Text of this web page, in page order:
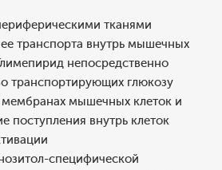
тканями
транспорта внутрь мышечных
непосредственно
транспортирующих глюкозу
мышечных клеток и
поступления внутрь клеток
специфической